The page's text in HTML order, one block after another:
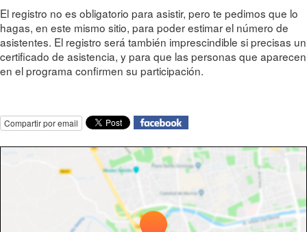
El registro no es obligatorio para asistir, pero te pedimos que lo
hagas, en este mismo sitio, para poder estimar el número de
asistentes. El registro será también imprescindible si precisas un
certificado de asistencia, y para que las personas que aparecen
en el programa confirmen su participación.
Compartir por email